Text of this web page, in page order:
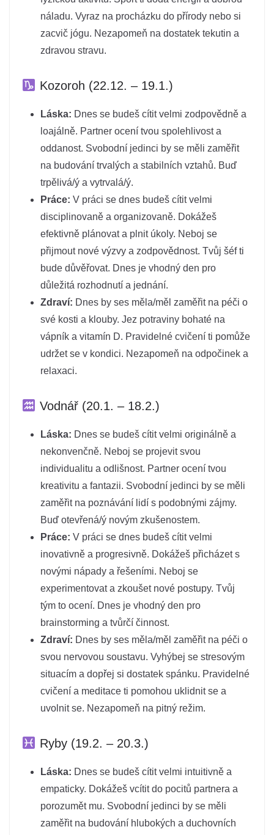
náladu. Vyraz na procházku do přírody nebo si
zacvič jógu. Nezapomeň na dostatek tekutin a
zdravou stravu.
Kozoroh (22.12. – 19.1.)
Láska: Dnes se budeš cítit velmi zodpovědně a
loajálně. Partner ocení tvou spolehlivost a
oddanost. Svobodní jedinci by se měli zaměřit
na budování trvalých a stabilních vztahů. Buď
trpělivá/ý a vytrvalá/ý.
Práce: V práci se dnes budeš cítit velmi
disciplinovaně a organizovaně. Dokážeš
efektivně plánovat a plnit úkoly. Neboj se
přijmout nové výzvy a zodpovědnost. Tvůj šéf ti
bude důvěřovat. Dnes je vhodný den pro
důležitá rozhodnutí a jednání.
Zdraví: Dnes by ses měla/měl zaměřit na péči o
své kosti a klouby. Jez potraviny bohaté na
vápník a vitamín D. Pravidelné cvičení ti pomůže
udržet se v kondici. Nezapomeň na odpočinek a
relaxaci.
Vodnář (20.1. – 18.2.)
Láska: Dnes se budeš cítit velmi originálně a
nekonvenčně. Neboj se projevit svou
individualitu a odlišnost. Partner ocení tvou
kreativitu a fantazii. Svobodní jedinci by se měli
zaměřit na poznávání lidí s podobnými zájmy.
Buď otevřená/ý novým zkušenostem.
Práce: V práci se dnes budeš cítit velmi
inovativně a progresivně. Dokážeš přicházet s
novými nápady a řešeními. Neboj se
experimentovat a zkoušet nové postupy. Tvůj
tým to ocení. Dnes je vhodný den pro
brainstorming a tvůrčí činnost.
Zdraví: Dnes by ses měla/měl zaměřit na péči o
svou nervovou soustavu. Vyhýbej se stresovým
situacím a dopřej si dostatek spánku. Pravidelné
cvičení a meditace ti pomohou uklidnit se a
uvolnit se. Nezapomeň na pitný režim.
Ryby (19.2. – 20.3.)
Láska: Dnes se budeš cítit velmi intuitivně a
empaticky. Dokážeš vcítit do pocitů partnera a
porozumět mu. Svobodní jedinci by se měli
zaměřit na budování hlubokých a duchovních